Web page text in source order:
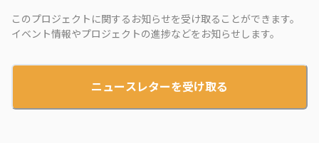
このプロジェクトに関するお知らせを受け取ることができます。
イベント情報やプロジェクトの進捗などをお知らせします。
ニュースレターを受け取る